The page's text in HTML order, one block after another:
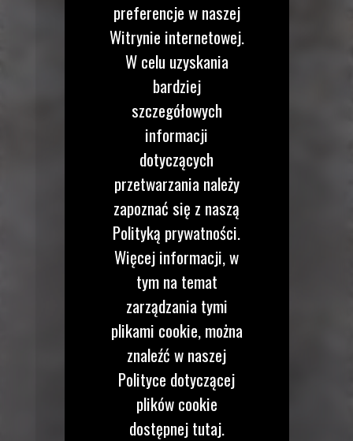
preferencje w naszej
Witrynie internetowej.
W celu uzyskania
bardziej
szczegółowych
informacji
dotyczących
przetwarzania należy
zapoznać się z naszą
Polityką prywatności.
Więcej informacji, w
tym na temat
zarządzania tymi
plikami cookie, można
znaleźć w naszej
Polityce dotyczącej
plików cookie
dostępnej tutaj.